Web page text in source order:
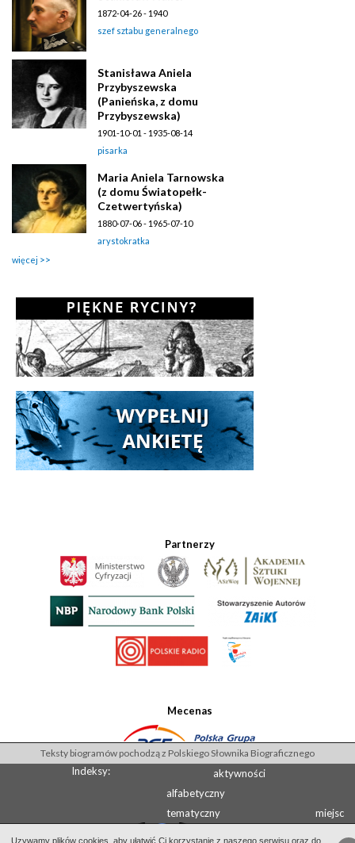
1872-04-26 - 1940
szef sztabu generalnego
Stanisława Aniela
Przybyszewska
(Panieńska, z domu
Przybyszewska)
1901-10-01 - 1935-08-14
pisarka
Maria Aniela Tarnowska
(z domu Światopełk-
Czetwertyńska)
1880-07-06 - 1965-07-10
arystokratka
więcej
Partnerzy
Mecenas
Uzywamy plików cookies, aby ułatwić Ci korzystanie z naszego serwisu oraz do
Teksty biogramów pochodzą z Polskiego Słownika Biograficznego
Indeksy:
aktywności
alfabetyczny
tematyczny
miejsc